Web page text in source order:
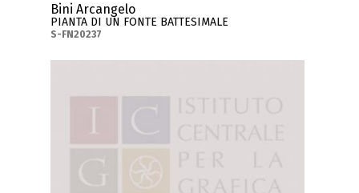
Bini Arcangelo
PIANTA DI UN FONTE BATTESIMALE
S-FN20237